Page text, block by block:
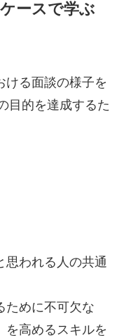
ースで学ぶ
ける面談の様子を
目的を達成するた
思われる人の共通
ために不可欠な
を高めるスキルを